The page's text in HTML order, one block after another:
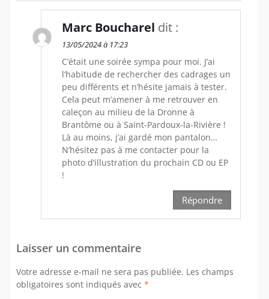
Marc Boucharel dit :
13/05/2024 à 17:23
C’était une soirée sympa pour moi. J’ai
l’habitude de rechercher des cadrages un
peu différents et n’hésite jamais à tester.
Cela peut m’amener à me retrouver en
caleçon au milieu de la Dronne à
Brantôme ou à Saint-Pardoux-la-Rivière !
Là au moins, j’ai gardé mon pantalon…
N’hésitez pas à me contacter pour la
photo d’illustration du prochain CD ou EP
!
Répondre
Laisser un commentaire
Votre adresse e-mail ne sera pas publiée. Les champs
obligatoires sont indiqués avec *